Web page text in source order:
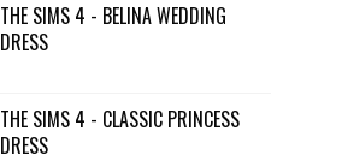
THE SIMS 4 - BELINA WEDDING
DRESS
THE SIMS 4 - CLASSIC PRINCESS
DRESS